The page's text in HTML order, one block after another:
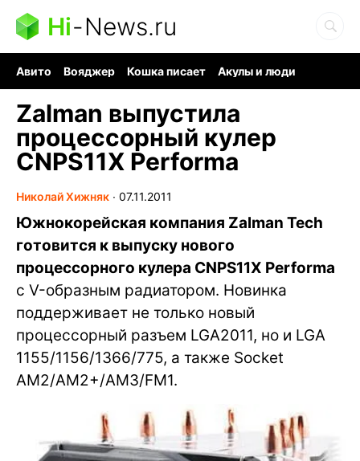
Hi-News.ru
Авито Вояджер Кошка писает
Акулы и люди
Zalman выпустила
процессорный кулер
CNPS11X Performa
Николай Хижняк ∙ 07.11.2011
Южнокорейская компания Zalman Tech
готовится к выпуску нового
процессорного кулера CNPS11X Performa
с V-образным радиатором. Новинка
поддерживает не только новый
процессорный разъем LGA2011, но и LGA
1155/1156/1366/775, а также Socket
AM2/AM2+/AM3/FM1.